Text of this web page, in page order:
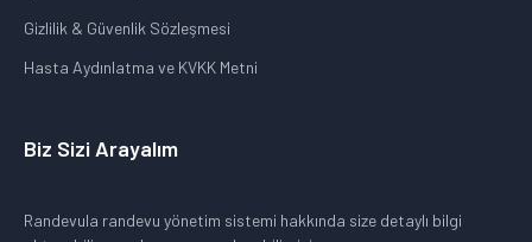
Gizlilik & Güvenlik Sözleşmesi
Hasta Aydınlatma ve KVKK Metni
Biz Sizi Arayalım
Randevula randevu yönetim sistemi hakkında size detaylı bilgi